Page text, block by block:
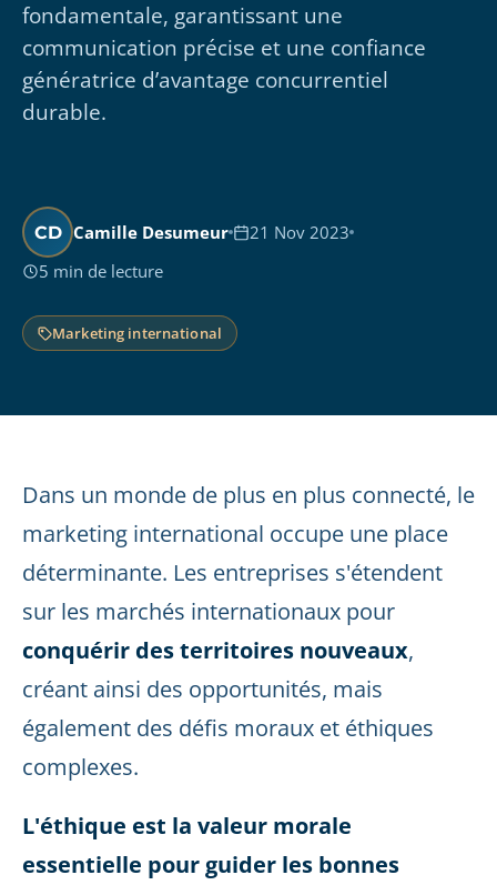
fondamentale, garantissant une
communication précise et une confiance
génératrice d’avantage concurrentiel
durable.
CD Camille Desumeur
21 Nov 2023
5 min de lecture
Marketing international
Dans un monde de plus en plus connecté, le
marketing international occupe une place
déterminante. Les entreprises s'étendent
sur les marchés internationaux pour
conquérir des territoires nouveaux,
créant ainsi des opportunités, mais
également des défis moraux et éthiques
complexes.
L'éthique est la valeur morale
essentielle pour guider les bonnes